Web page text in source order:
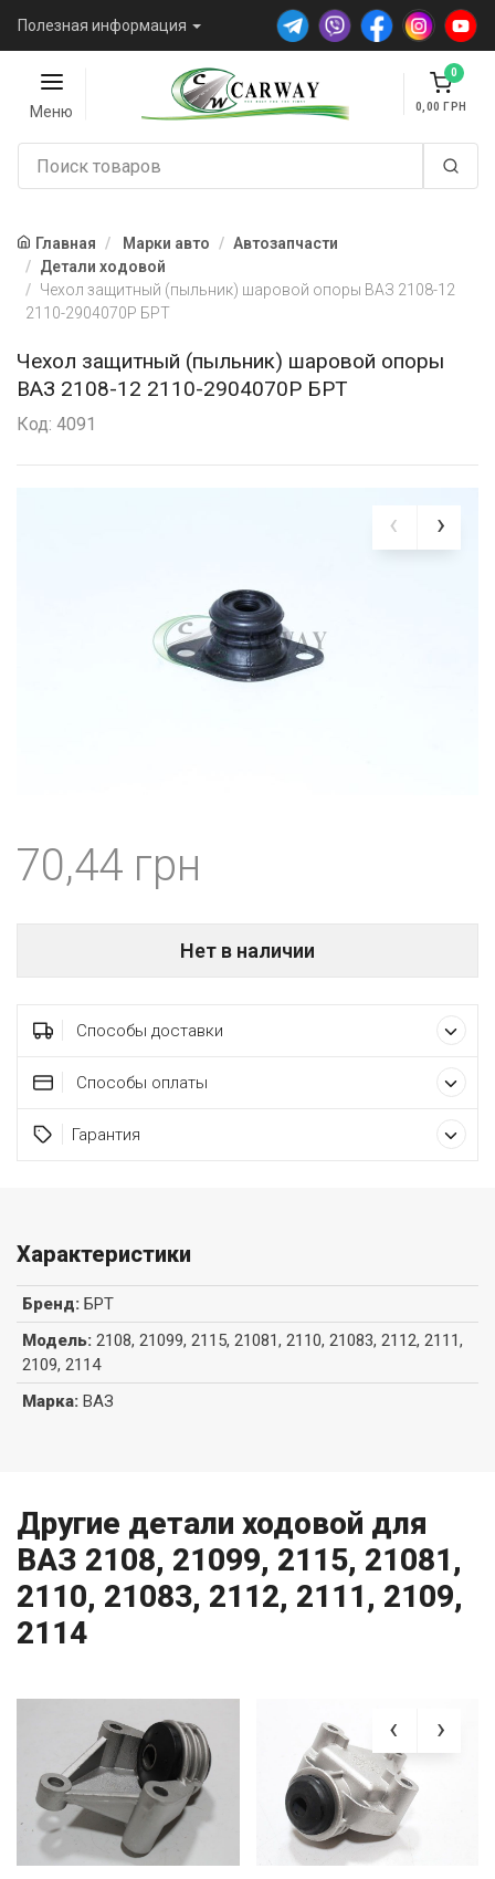
Полезная информация
Меню
0
0,00
Главная Марки авто
Автозапчасти
Детали ходовой
Чехол защитный (пыльник) шаровой опоры ВАЗ 2108-12
2110-2904070Р БРТ
Чехол защитный (пыльник) шаровой опоры
ВАЗ 2108-12 2110-2904070Р БРТ
Код: 4091
70,44
Нет в наличии
Способы доставки
Способы оплаты
Гарантия
Характеристики
Бренд: БРТ
Модель: 2108, 21099, 2115, 21081, 2110, 21083, 2112, 2111,
2109, 2114
Марка: ВАЗ
Другие детали ходовой для
ВАЗ 2108, 21099, 2115, 21081,
2110, 21083, 2112, 2111, 2109,
2114